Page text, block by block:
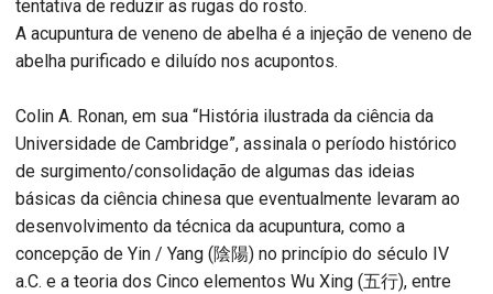
tentativa de reduzir as rugas do rosto.
A acupuntura de veneno de abelha é a injeção de veneno de
abelha purificado e diluído nos acupontos.
Colin A. Ronan, em sua “História ilustrada da ciência da
Universidade de Cambridge”, assinala o período histórico
de surgimento/consolidação de algumas das ideias
básicas da ciência chinesa que eventualmente levaram ao
desenvolvimento da técnica da acupuntura, como a
concepção de Yin / Yang (陰陽) no princípio do século IV
a.C. e a teoria dos Cinco elementos Wu Xing (五行), entre